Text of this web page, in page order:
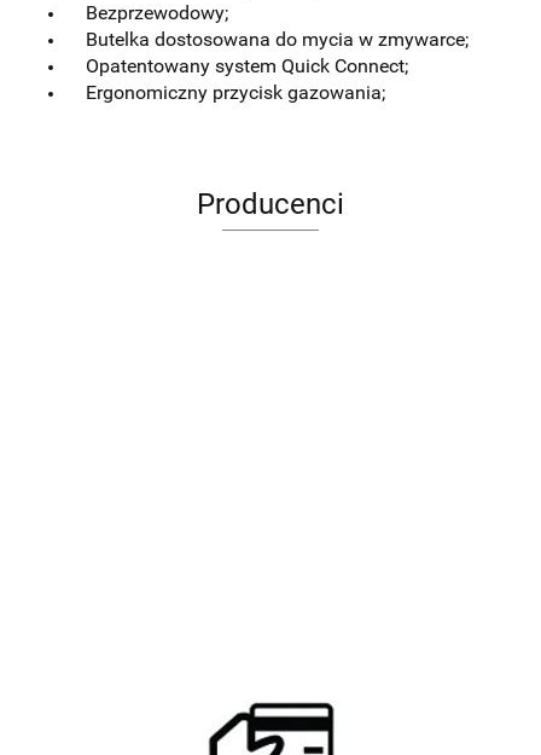
Bezprzewodowy;
Butelka dostosowana do mycia w zmywarce;
Opatentowany system Quick Connect;
Ergonomiczny przycisk gazowania;
Producenci